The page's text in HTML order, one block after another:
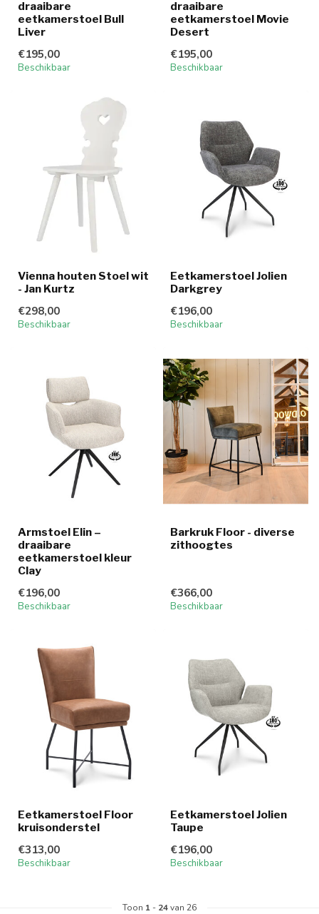
draaibare
eetkamerstoel Bull
Liver
€195,00
Beschikbaar
draaibare
eetkamerstoel Movie
Desert
€195,00
Beschikbaar
Vienna houten Stoel wit
- Jan Kurtz
€298,00
Beschikbaar
Eetkamerstoel Jolien
Darkgrey
€196,00
Beschikbaar
Armstoel Elin –
draaibare
eetkamerstoel kleur
Clay
€196,00
Beschikbaar
Barkruk Floor - diverse
zithoogtes
€366,00
Beschikbaar
Eetkamerstoel Floor
kruisonderstel
€313,00
Beschikbaar
Eetkamerstoel Jolien
Taupe
€196,00
Beschikbaar
Toon 1 - 24van 26